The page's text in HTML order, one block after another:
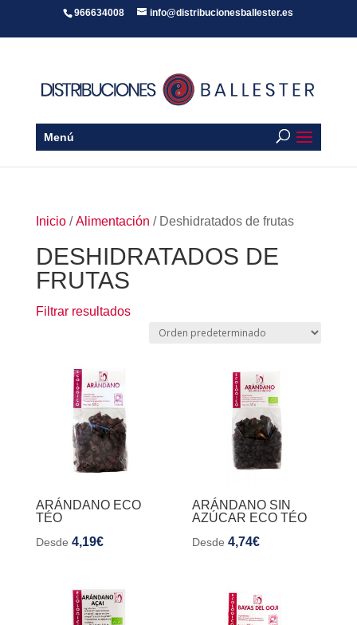
966634008 info@distribucionesballester.es
Menú
Inicio/Alimentación / Deshidratados de frutas
DESHIDRATADOS DE
FRUTAS
Filtrar resultados
ARÁNDANO ECO
TÉO
Desde 4,19€
ARÁNDANO SIN
AZÚCAR ECO TÉO
Desde4,74€